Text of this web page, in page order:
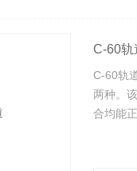
C-60轨
C-60轨
两种。
合均能